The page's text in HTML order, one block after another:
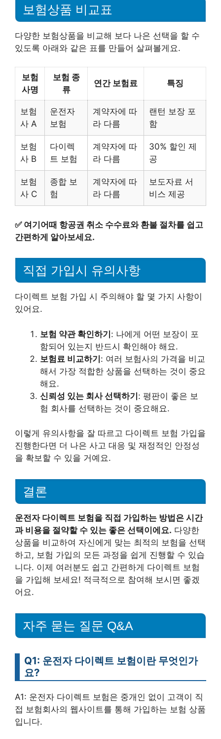
보험상품 비교표
다양한 보험상품을 비교해 보다 나은 선택을 할 수
있도록 아래와 같은 표를 만들어 살펴볼게요.
보험
사명
보험 종
류
연간 보험료 특징
보험
사 A
운전자
보험
계약자에 따
라 다름
랜턴 보장 포
함
보험
사 B
다이렉
트 보험
계약자에 따
라 다름
30% 할인 제
공
보험
사 C
종합 보
험
계약자에 따
라 다름
보도자료 서
비스 제공
✅ 여기어때 항공권 취소 수수료와 환불 절차를 쉽고
간편하게 알아보세요.
직접 가입시 유의사항
다이렉트 보험 가입 시 주의해야 할 몇 가지 사항이
있어요.
보험 약관 확인하기: 나에게 어떤 보장이 포
함되어 있는지 반드시 확인해야 해요.
보험료 비교하기: 여러 보험사의 가격을 비교
해서 가장 적합한 상품을 선택하는 것이 중요
해요.
신뢰성 있는 회사 선택하기: 평판이 좋은 보
험 회사를 선택하는 것이 중요해요.
이렇게 유의사항을 잘 따르고 다이렉트 보험 가입을
진행한다면 더 나은 사고 대응 및 재정적인 안정성
을 확보할 수 있을 거예요.
결론
운전자 다이렉트 보험을 직접 가입하는 방법은 시간
과 비용을 절약할 수 있는 좋은 선택이에요. 다양한
상품을 비교하여 자신에게 맞는 최적의 보험을 선택
하고, 보험 가입의 모든 과정을 쉽게 진행할 수 있습
니다. 이제 여러분도 쉽고 간편하게 다이렉트 보험
을 가입해 보세요! 적극적으로 참여해 보시면 좋겠
어요.
자주 묻는 질문 Q&A
Q1: 운전자 다이렉트 보험이란 무엇인가
요?
A1: 운전자 다이렉트 보험은 중개인 없이 고객이 직
접 보험회사의 웹사이트를 통해 가입하는 보험 상품
입니다.